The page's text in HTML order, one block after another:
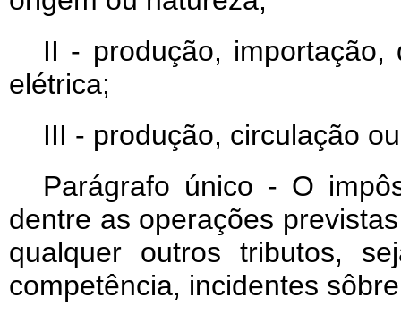
II - produção,
elétrica;
III - produção, circulação
Parágrafo único - O
dentre as operações
qualquer outros tributos,
competência, incidentes